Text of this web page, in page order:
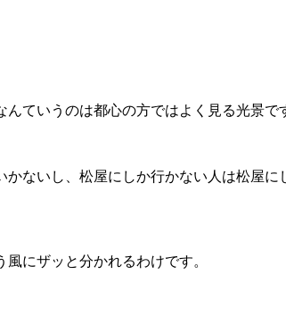
ていうのは都心の方ではよく見る光景で
ないし、松屋にしか行かない人は松屋
にザッと分かれるわけです。